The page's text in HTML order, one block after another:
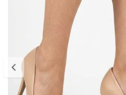
37 — aproximadamente 24,4 a 25 cm
38 — aproximadamente 25,1 a 25,6 cm
39 — aproximadamente 25,7 a 26,4 cm
Para escolher o tamanho ideal, meça
calcanhar e adicione cerca de 0,5 cm
no uso. Se estiver entre dois
encaixe mais confortável. E, se
gratuita.